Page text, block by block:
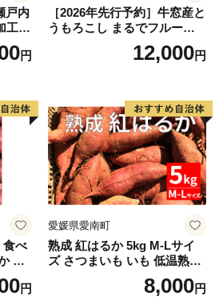
戸内
工食
円
［2026年先行予約］牛窓産と
うもろこし まるでフルー
ツ！最高糖度25度超え 生で
甘い、茹でて美味い！ 黄色
野菜
12,000円
食べ
安
15
焼
円
愛媛県愛南町
熟成 紅はるか 5kg M-Lサイ
ズ さつまいも いも 低温熟成
完全熟成収穫 甘い 糖度 焼き
芋 やきいも スイートポテト
8,000円